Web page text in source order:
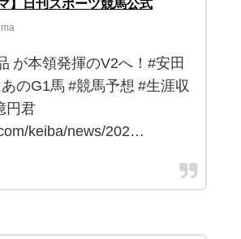
】日刊スポーツ競馬公式
が本領発揮のV2へ！#安田
のG1馬 #競馬予想 #生涯収
円君
keiba/news/202…